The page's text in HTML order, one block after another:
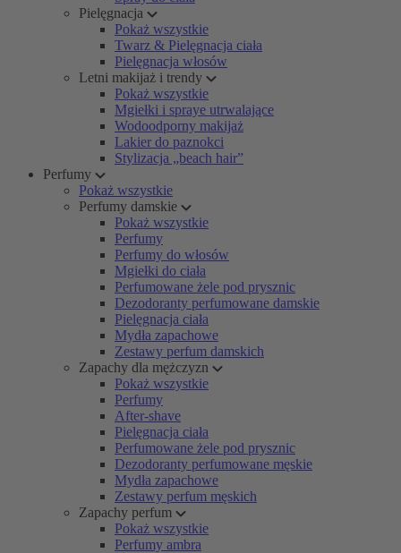
Pielęgnacja
Pokaż wszystkie
Twarz & Pielęgnacja ciała
Pielęgnacja włosów
Letni makijaż i trendy
Pokaż wszystkie
Mgiełki i spraye utrwalające
Wodoodporny makijaż
Lakier do paznokci
Stylizacja „beach hair”
Perfumy
Pokaż wszystkie
Perfumy damskie
Pokaż wszystkie
Perfumy
Perfumy do włosów
Mgiełki do ciała
Perfumowane żele pod prysznic
Dezodoranty perfumowane damskie
Pielęgnacja ciała
Mydła zapachowe
Zestawy perfum damskich
Zapachy dla mężczyzn
Pokaż wszystkie
Perfumy
After-shave
Pielęgnacja ciała
Perfumowane żele pod prysznic
Dezodoranty perfumowane męskie
Mydła zapachowe
Zestawy perfum męskich
Zapachy perfum
Pokaż wszystkie
Perfumy ambra